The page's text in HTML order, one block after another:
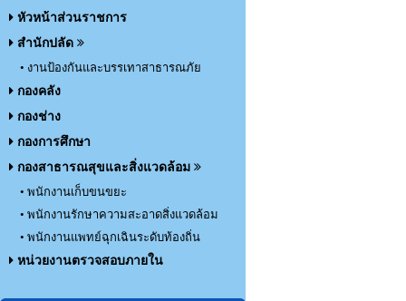
หัวหน้าส่วนราชการ
สำนักปลัด
• งานป้องกันและบรรเทาสาธารณภัย
กองคลัง
กองช่าง
กองการศึกษา
กองสาธารณสุขและสิ่งแวดล้อม
• พนักงานเก็บขนขยะ
• พนักงานรักษาความสะอาดสิ่งแวดล้อม
• พนักงานแพทย์ฉุกเฉินระดับท้องถิ่น
หน่วยงานตรวจสอบภายใน